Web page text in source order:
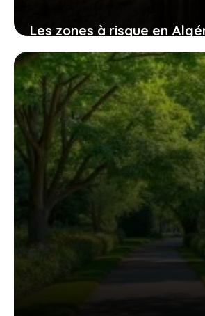
Les zones à risque en
plongée dans Cité
Oued et Bir el Djir
7 décembre 2025